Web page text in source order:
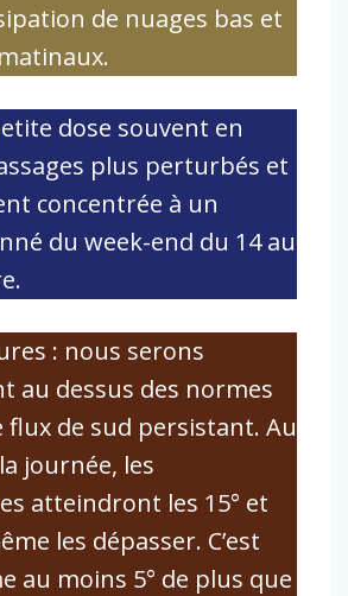
de nuages bas et
dose souvent en
plus perturbés et
concentrée à un
du week-end du 14 au
: nous serons
au dessus des normes
flux de sud persistant. Au
journée, les
atteindront les 15° et
les dépasser. C’est
au moins 5° de plus que